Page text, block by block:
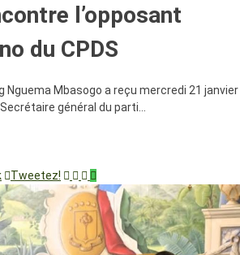
l’opposant
du CPDS
Nguema Mbasogo a reçu mercredi 21 janvier
général du parti…
Tweetez!